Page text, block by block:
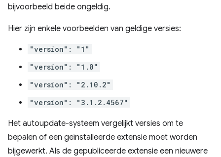
bijvoorbeeld beide ongeldig.
Hier zijn enkele voorbeelden van geldige versies:
"version": "1"
"version": "1.0"
"version": "2.10.2"
"version": "3.1.2.4567"
Het autoupdate-systeem vergelijkt versies om te
bepalen of een geïnstalleerde extensie moet worden
bijgewerkt. Als de gepubliceerde extensie een nieuwere